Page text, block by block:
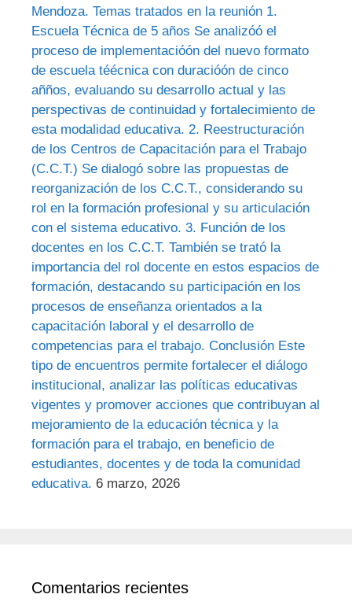
Mendoza. Temas tratados en la reunión 1.
Escuela Técnica de 5 años Se analizóó el
proceso de implementacióón del nuevo formato
de escuela téécnica con duracióón de cinco
añños, evaluando su desarrollo actual y las
perspectivas de continuidad y fortalecimiento de
esta modalidad educativa. 2. Reestructuración
de los Centros de Capacitación para el Trabajo
(C.C.T.) Se dialogó sobre las propuestas de
reorganización de los C.C.T., considerando su
rol en la formación profesional y su articulación
con el sistema educativo. 3. Función de los
docentes en los C.C.T. También se trató la
importancia del rol docente en estos espacios de
formación, destacando su participación en los
procesos de enseñanza orientados a la
capacitación laboral y el desarrollo de
competencias para el trabajo. Conclusión Este
tipo de encuentros permite fortalecer el diálogo
institucional, analizar las políticas educativas
vigentes y promover acciones que contribuyan al
mejoramiento de la educación técnica y la
formación para el trabajo, en beneficio de
estudiantes, docentes y de toda la comunidad
educativa. 6 marzo, 2026
Comentarios recientes